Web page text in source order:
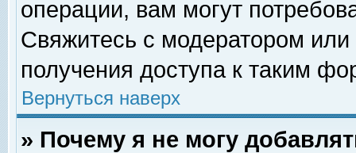
операции, вам могут
Свяжитесь с модератором
получения доступа к таким
Вернуться наверх
» Почему я не могу